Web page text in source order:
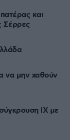
και
Σέρρες
να μην χαθούν
ΙΧ με